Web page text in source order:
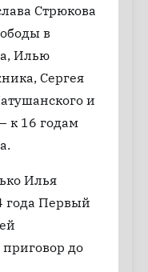
Стрюкова
в
Илью
Сергея
и
к 16 годам
Илья
года Первый
до